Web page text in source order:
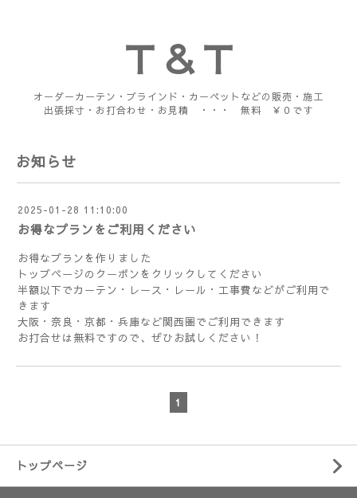
Ｔ＆Ｔ
オーダーカーテン・ブラインド・カーペットなどの販売・施工
出張採寸・お打合わせ・お見積 ・・・ 無料 ￥０です
お知らせ
2025-01-28 11:10:00
お得なプランをご利用ください
お得なプランを作りました
トップページのクーポンをクリックしてください
半額以下でカーテン・レース・レール・工事費などがご利用で
きます
大阪・奈良・京都・兵庫など関西圏でご利用できます
お打合せは無料ですので、ぜひお試しください！
1
トップページ